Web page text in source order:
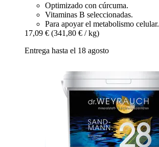
Optimizado con cúrcuma.
Vitaminas B seleccionadas.
Para apoyar el metabolismo celular.
17,09 € (341,80 € / kg)
Entrega hasta el 18 agosto